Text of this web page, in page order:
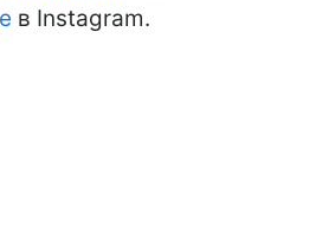
в Instagram.